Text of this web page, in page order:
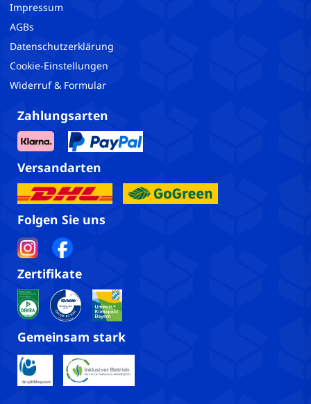
Impressum
AGBs
Datenschutzerklärung
Cookie-Einstellungen
Widerruf & Formular
Zahlungsarten
Versandarten
Folgen Sie uns
Zertifikate
Gemeinsam stark